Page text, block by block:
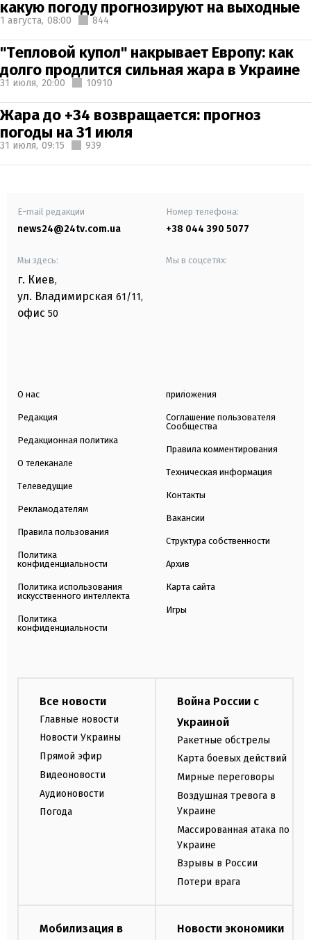
какую погоду прогнозируют на выходные
1 августа, 08:00 844
"Тепловой купол" накрывает Европу: как
долго продлится сильная жара в Украине
31 июля, 20:00 10910
Жара до +34 возвращается: прогноз
погоды на 31 июля
31 июля, 09:15 939
E-mail редакции
news24@24tv.com.ua
Номер телефона:
+38 044 390 5077
Мы здесь:
г. Киев,
ул. Владимирская 61/11,
офис 50
Мы в соцсетях:
О нас
Редакция
Редакционная политика
О телеканале
Телеведущие
Рекламодателям
Правила пользования
Политика
конфиденциальности
Политика использования
искусственного интеллекта
Политика
конфиденциальности
приложения
Соглашение пользователя
Сообщества
Правила комментирования
Техническая информация
Контакты
Вакансии
Структура собственности
Архив
Карта сайта
Игры
Все новости
Главные новости
Новости Украины
Прямой эфир
Видеоновости
Аудионовости
Погода
Война России с
Украиной
Ракетные обстрелы
Карта боевых действий
Мирные переговоры
Воздушная тревога в
Украине
Массированная атака по
Украине
Взрывы в России
Потери врага
Мобилизация в
Новости экономики